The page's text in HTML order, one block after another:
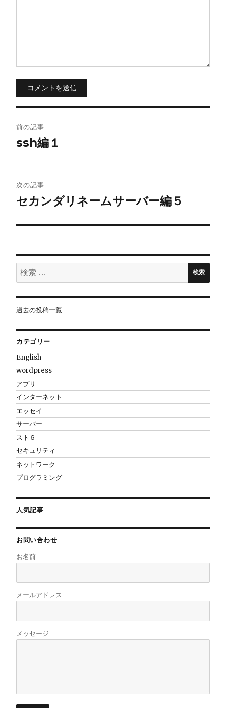
コメントを送信
稿
ビ
ゲ
ー
ョ
ン
前の記事
ssh編１
次の記事
セカンダリネームサーバー編５
検
索:
検索
過去の投稿一覧
カテゴリー
English
wordpress
アプリ
インターネット
エッセイ
サーバー
スト６
セキュリティ
ネットワーク
プログラミング
人気記事
お問い合わせ
お名前
メールアドレス
メッセージ